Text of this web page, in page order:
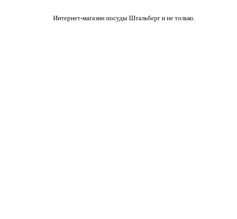
Интернет-магазин посуды Штальберг и не только.